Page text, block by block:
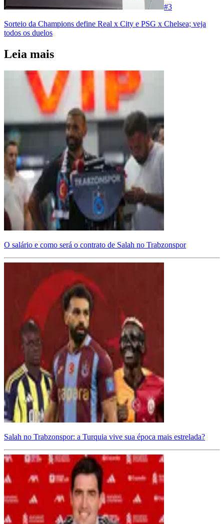
#3
Sorteio da Champions define Real x City e PSG x Chelsea; veja
todos os duelos
Leia mais
O salário e como será o contrato de Salah no Trabzonspor
Salah no Trabzonspor: a Turquia vive sua época mais estrelada?